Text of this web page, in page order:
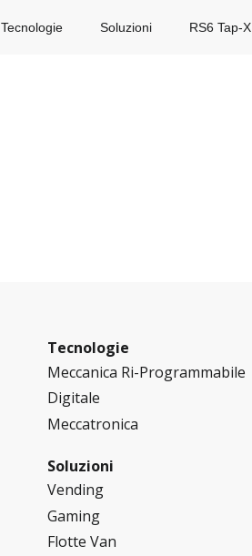
Tecnologie Soluzioni RS6 Tap-X
Tecnologie
Meccanica Ri-Programmabile
Digitale
Meccatronica
Soluzioni
Vending
Gaming
Flotte Van